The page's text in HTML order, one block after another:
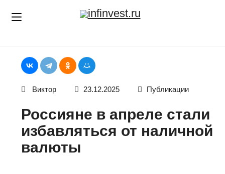
infinvest.ru
Виктор 23.12.2025 Публикации
Россияне в апреле стали
избавляться от наличной
валюты